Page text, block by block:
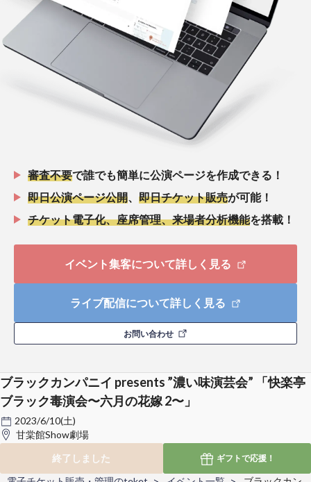
審査不要で誰でも簡単に公演ページを作成できる！
即日公演ページ公開
即日チケット販売が可能！
チケット電子化、座席管理、来場者分析機能を搭載！
イベント集客について詳しく見る
ライブ配信について詳しく見る
お問い合わせ
ブラックカンパニイ presents ”濃い味演芸会” 「快楽亭
ブラック毒演会〜六月の花嫁 2〜」
2023/6/10(土)
甘棠館Show劇場
終了しました
ギフトで応援！